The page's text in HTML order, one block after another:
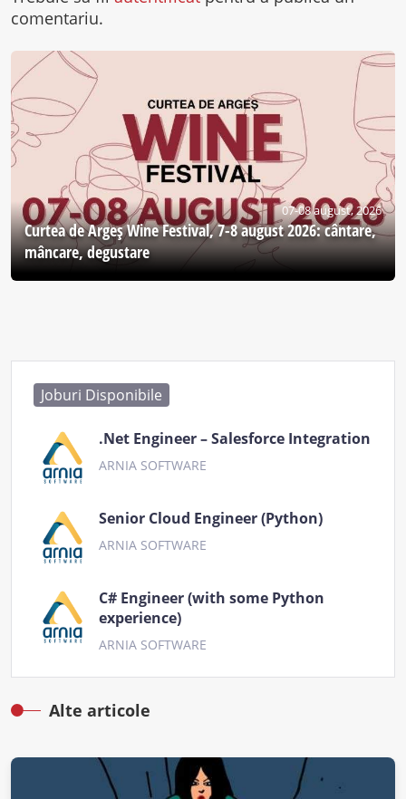
comentariu.
07-08 august, 2026
Curtea de Argeş Wine Festival, 7-8 august 2026: cântare,
mâncare, degustare
Joburi Disponibile
.Net Engineer – Salesforce Integration
ARNIA SOFTWARE
Senior Cloud Engineer (Python)
ARNIA SOFTWARE
C# Engineer (with some Python
experience)
ARNIA SOFTWARE
Alte articole